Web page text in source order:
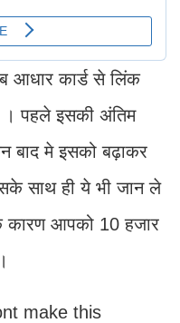
आधार कार्ड से लिंक
। पहले इसकी अंतिम
बाद मे इसको बढ़ाकर
साथ ही ये भी जान ले
कारण आपको 10 हजार
make this